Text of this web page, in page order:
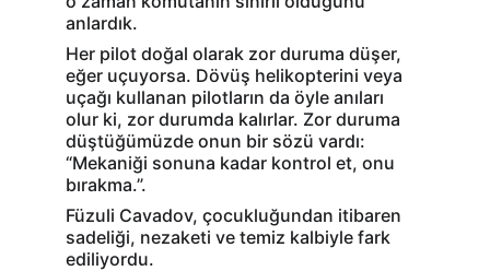
anlardık.
Her pilot doğal olarak zor duruma düşer,
eğer uçuyorsa. Dövüş helikopterini veya
uçağı kullanan pilotların da öyle anıları
olur ki, zor durumda kalırlar. Zor duruma
düştüğümüzde onun bir sözü vardı:
“Mekaniği sonuna kadar kontrol et, onu
bırakma.”.
Füzuli Cavadov, çocukluğundan itibaren
sadeliği, nezaketi ve temiz kalbiyle fark
ediliyordu.